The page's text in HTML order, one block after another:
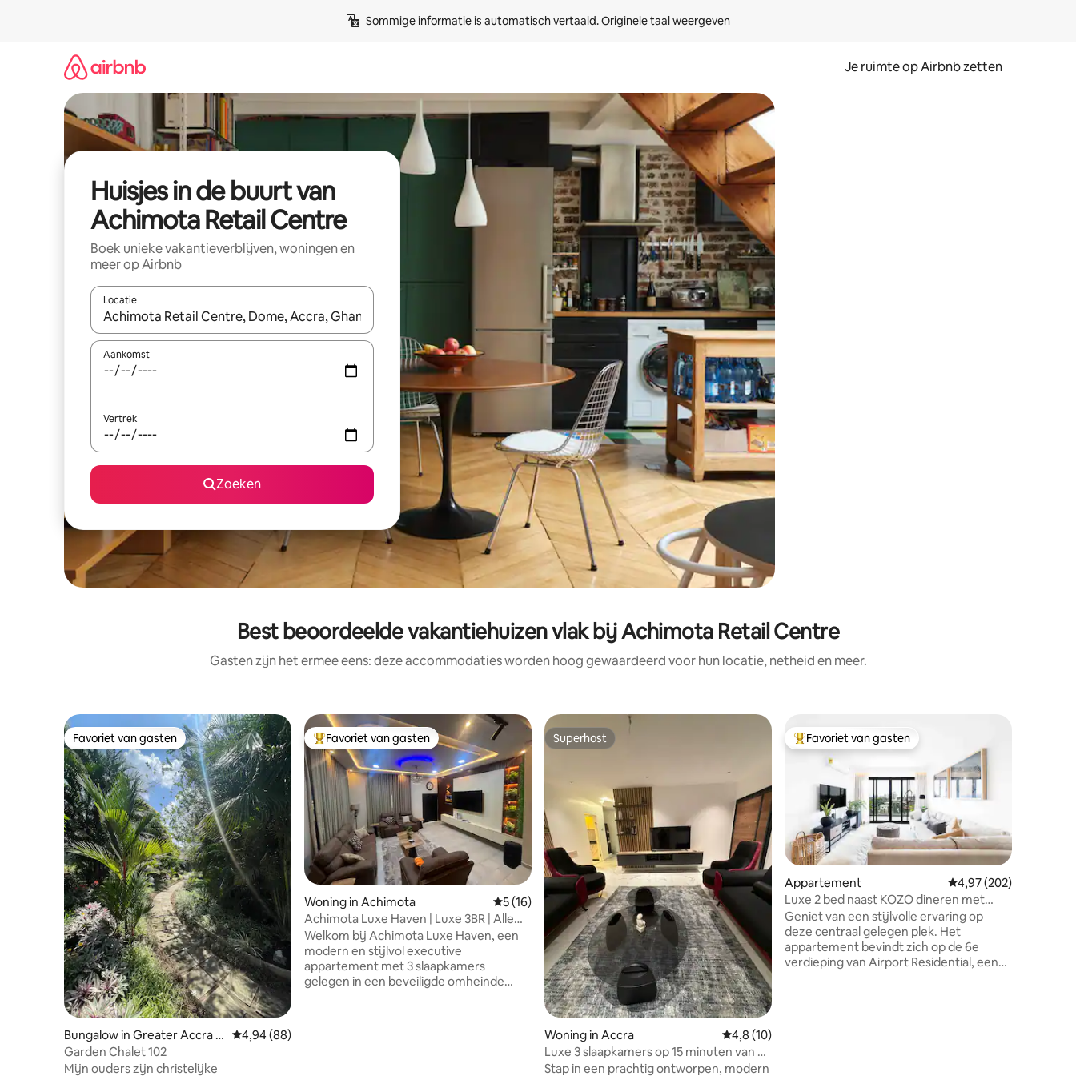
Sommige informatie is automatisch vertaald. Originele taal weergeven
Je ruimte op Airbnb zetten
Huisjes in de buurt van
Achimota Retail Centre
Boek unieke vakantieverblijven, woningen en
meer op Airbnb
Locatie
Wanneer er suggesties beschikbaar zijn, maak je een keuze met je de pijltjestoetsen omhoog en omlaag, óf door te tikken of swipen.
Aankomst
Vertrek
Zoeken
Best beoordeelde vakantiehuizen vlak bij Achimota Retail Centre
Gasten zijn het ermee eens: deze accommodaties worden hoog gewaardeerd voor hun locatie, netheid en meer.
Favoriet van gasten
Favoriet van gasten
Bungalow in Greater Accra R
egion
Gemiddelde beoordeling van 4,94 uit 5, 88 recensies
4,94 (88)
Garden Chalet 102
Mijn ouders zijn christelijke
Topfavoriet van gasten
Favoriet van gasten
Woning in Achimota Gemiddelde beoordeling van 5 uit 5, 16 recensies
5 (16)
Achimota Luxe Haven | Luxe 3BR | Alle
Ensuite
Welkom bij Achimota Luxe Haven, een
modern en stijlvol executive
appartement met 3 slaapkamers
gelegen in een beveiligde omheinde
Superhost
Superhost
Woning in Accra Gemiddelde beoordeling van 4,8 uit 5, 10 recensies
4,8 (10)
Luxe 3 slaapkamers op 15 minuten van de
luchthaven in Achimota
Stap in een prachtig ontworpen, modern
Topfavoriet van gasten
Favoriet van gasten
Appartement Gemiddelde
4,97 (202)
Luxe 2 bed naast KOZO dineren met
fitnessruimte en zwembad
Geniet van een stijlvolle ervaring op
deze centraal gelegen plek. Het
appartement bevindt zich op de 6e
verdieping van Airport Residential, een